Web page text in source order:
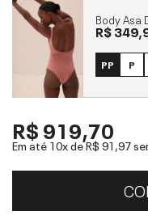
Body Asa
R$
PP P
R$ 919,70
Em até 10x deR$ 91,97